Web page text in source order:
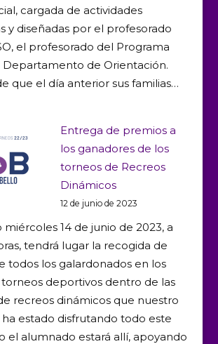
cargada de actividades
y diseñadas por el profesorado
el profesorado del Programa
Departamento de Orientación.
que el día anterior sus familias…
Entrega de premios a
los ganadores de los
torneos de Recreos
Dinámicos
12 de junio de 2023
miércoles 14 de junio de 2023, a
tendrá lugar la recogida de
todos los galardonados en los
deportivos dentro de las
recreos dinámicos que nuestro
estado disfrutando todo este
el alumnado estará allí, apoyando